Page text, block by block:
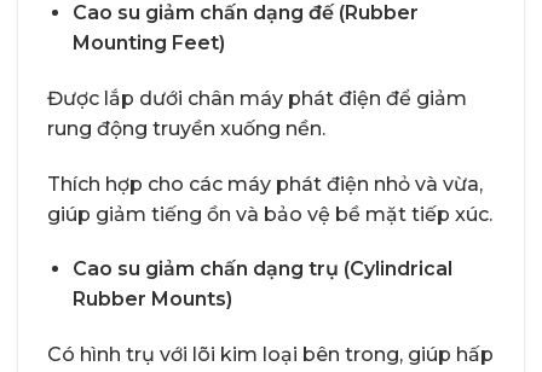
Cao su giảm chấn dạng đế (Rubber
Mounting Feet)
Được lắp dưới chân máy phát điện để giảm
rung động truyền xuống nền.
Thích hợp cho các máy phát điện nhỏ và vừa,
giúp giảm tiếng ồn và bảo vệ bề mặt tiếp xúc.
Cao su giảm chấn dạng trụ (Cylindrical
Rubber Mounts)
Có hình trụ với lõi kim loại bên trong, giúp hấp